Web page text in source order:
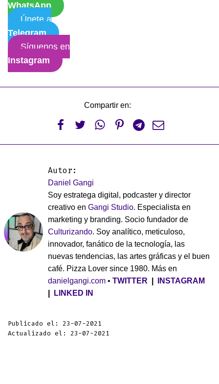
WhatsApp
Únete a
Telegram
Síguenos en
Instagram
Compartir en:
     
Autor:
Daniel Gangi
Soy estratega digital, podcaster y director
creativo en Gangi Studio. Especialista en
marketing y branding. Socio fundador de
Culturizando. Soy analítico, meticuloso,
innovador, fanático de la tecnología, las
nuevas tendencias, las artes gráficas y el buen
café. Pizza Lover since 1980. Más en
danielgangi.com • TWITTER
INSTAGRAM
LINKED IN
Publicado el: 23-07-2021
Actualizado el: 23-07-2021